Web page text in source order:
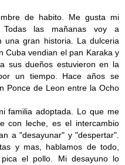
de habito. Me gusta mi
Todas las mañanas voy a
una gran historia. La dulceria
Cuba vendian el pan Karaka y
sus dueños estuvieron en la
un tiempo. Hace años se
Ponce de Leon entre la Ocho
familia adoptada. Lo que me
con leche, es el intercambio
a "desayunar" y "despertar".
y mas, hablamos de todo,
el pollo. Mi desayuno lo